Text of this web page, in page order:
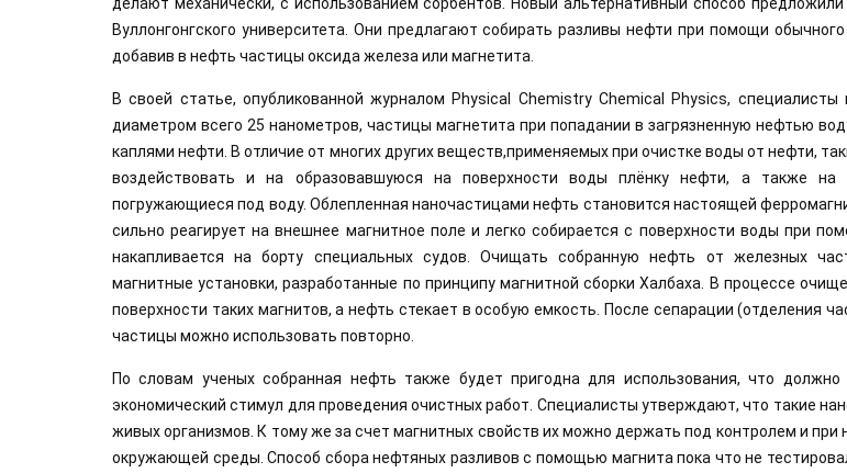
Вуллонгонгского университета. Они предлагают собирать разливы нефти при помощи
добавив в нефть частицы оксида железа или магнетита.
В своей статье, опубликованной журналом Physical Chemistry Chemical Physics, специалисты
диаметром всего 25 нанометров, частицы магнетита при попадании в загрязненную нефтью
каплями нефти. В отличие от многих других веществ,применяемых при очистке воды от нефти,
воздействовать и на образовавшуюся на поверхности воды плёнку нефти, а также на
погружающиеся под воду. Облепленная наночастицами нефть становится настоящей
сильно реагирует на внешнее магнитное поле и легко собирается с поверхности воды при
накапливается на борту специальных судов. Очищать собранную нефть от железных
магнитные установки, разработанные по принципу магнитной сборки Халбаха. В процессе
поверхности таких магнитов, а нефть стекает в особую емкость. После сепарации (отделения
частицы можно использовать повторно.
По словам ученых собранная нефть также будет пригодна для использования, что должно
экономический стимул для проведения очистных работ. Специалисты утверждают, что такие
живых организмов. К тому же за счет магнитных свойств их можно держать под контролем и при
окружающей среды. Способ сбора нефтяных разливов с помощью магнита пока что не